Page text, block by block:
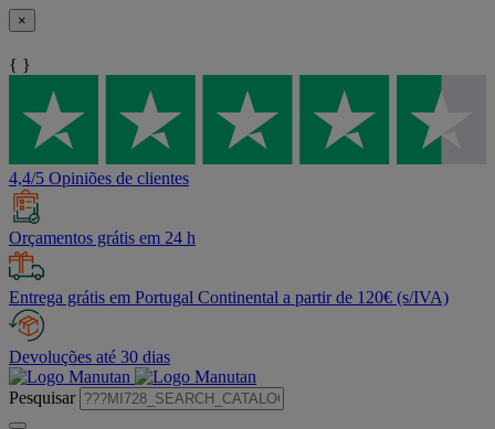
×
{ }
4,4/5 Opiniões de clientes
Orçamentos grátis em 24 h
Entrega grátis em Portugal Continental a partir de 120€ (s/IVA)
Devoluções até 30 dias
Pesquisar